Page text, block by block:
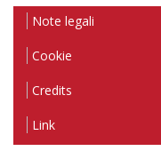
Note legali
Cookie
Credits
Link